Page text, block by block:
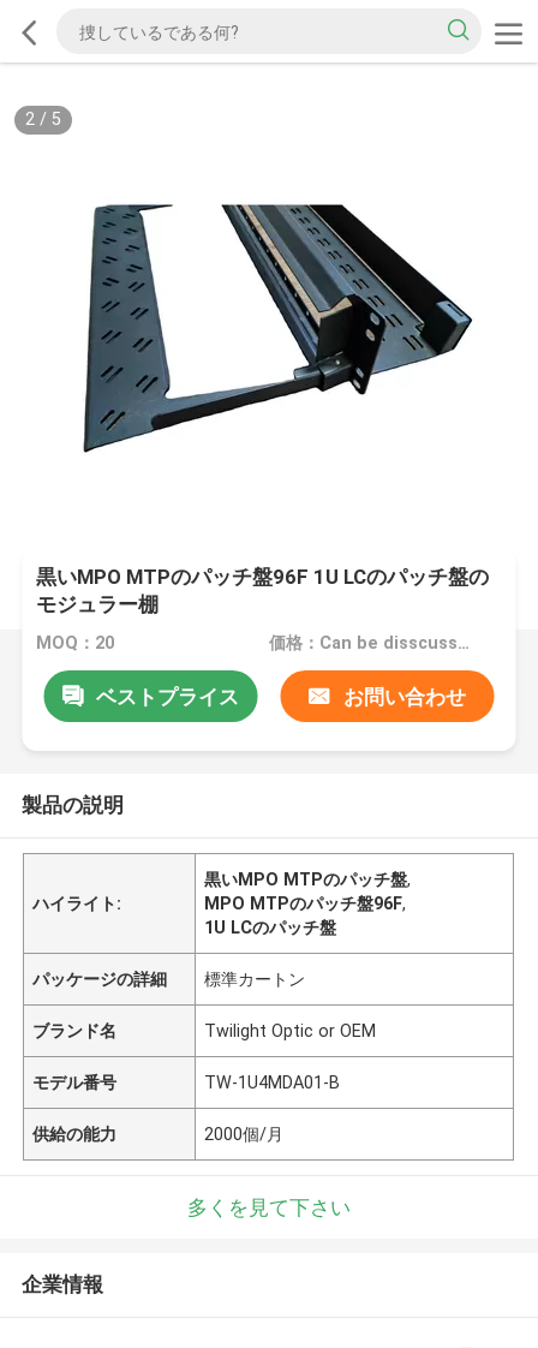
3/ 5
黒いMPO MTPのパッチ盤96F 1U LCのパッチ盤の
モジュラー棚
MOQ：20 価格：Can be disscussed
ベストプライス お問い合わせ
製品の説明
ハイライト:
黒いMPO MTPのパッチ盤,
MPO MTPのパッチ盤96F,
1U LCのパッチ盤
パッケージの詳細 標準カートン
ブランド名 Twilight Optic or OEM
モデル番号 TW-1U4MDA01-B
供給の能力 2000個/月
多くを見て下さい
企業情報